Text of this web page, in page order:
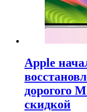
Apple
дорогого
скидкой